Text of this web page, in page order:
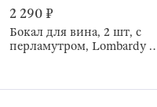
2 290 ₽
Бокал для вина, 2 шт, с
перламутром, Lombardy R